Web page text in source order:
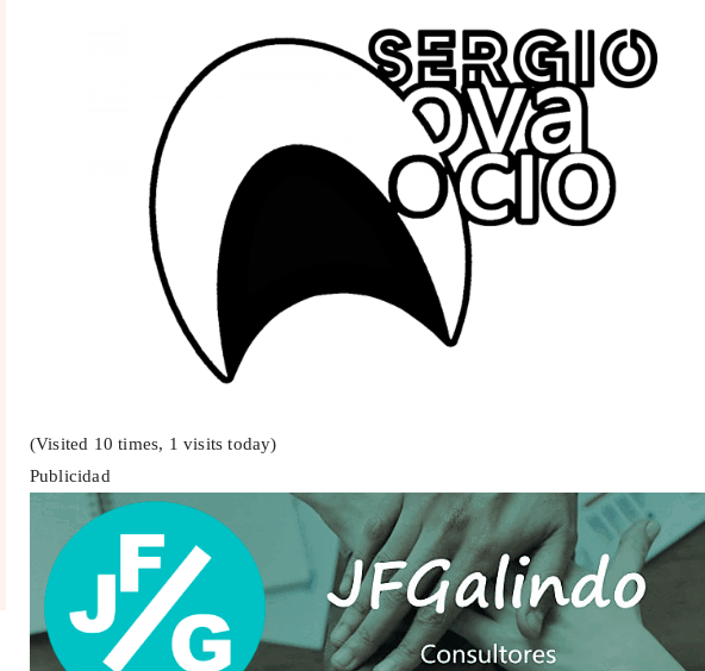
(Visited 10 times, 1 visits today)
Publicidad